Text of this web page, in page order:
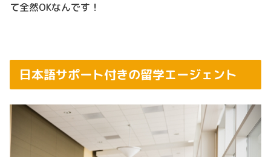
て全然OKなんです！
日本語サポート付きの留学エージェント